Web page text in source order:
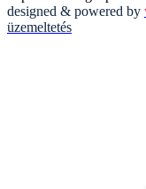
designed & powered by
üzemeltetés